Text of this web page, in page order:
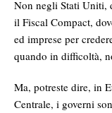
Non negli Stati Uniti,
il Fiscal Compact,
ed imprese per
quando in difficoltà,
Ma, potreste dire, in
Centrale, i governi